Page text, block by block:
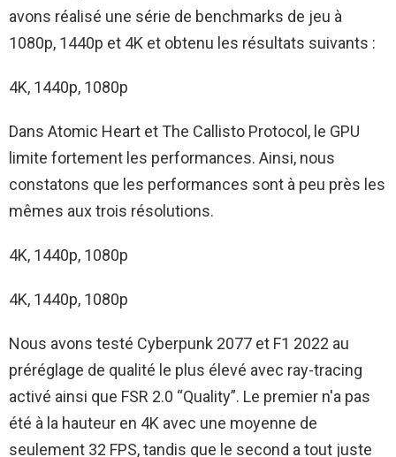
avons réalisé une série de benchmarks de jeu à
1080p, 1440p et 4K et obtenu les résultats suivants :
4K, 1440p, 1080p
Dans Atomic Heart et The Callisto Protocol, le GPU
limite fortement les performances. Ainsi, nous
constatons que les performances sont à peu près les
mêmes aux trois résolutions.
4K, 1440p, 1080p
4K, 1440p, 1080p
Nous avons testé Cyberpunk 2077 et F1 2022 au
préréglage de qualité le plus élevé avec ray-tracing
activé ainsi que FSR 2.0 “Quality”. Le premier n'a pas
été à la hauteur en 4K avec une moyenne de
seulement 32 FPS, tandis que le second a tout juste